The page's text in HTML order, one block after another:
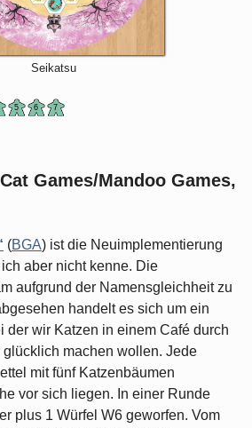
Seikatsu
Games/Mandoo Games,
(BGA) ist die Neuimplementierung
ich aber nicht kenne. Die
aufgrund der Namensgleichheit zu
handelt es sich um ein
der wir Katzen in einem Café durch
machen wollen. Jede
mit fünf Katzenbäumen
vor sich liegen. In einer Runde
plus 1 Würfel W6 geworfen. Vom